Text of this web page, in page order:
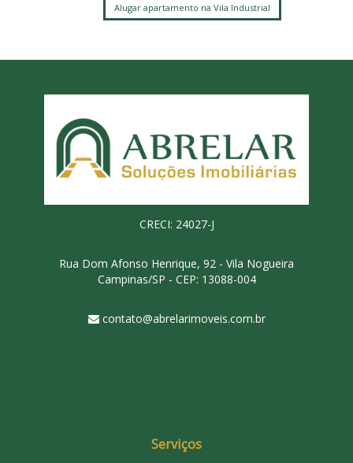
Alugar apartamento na Vila Industrial
CRECI: 24027-J
Rua Dom Afonso Henrique, 92 - Vila Nogueira
Campinas/SP - CEP: 13088-004
contato@abrelarimoveis.com.br
Serviços